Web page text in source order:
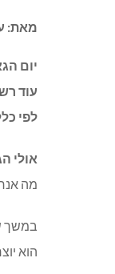
מאת:
עוד
לפי
אולי
מה
במשך
הוא